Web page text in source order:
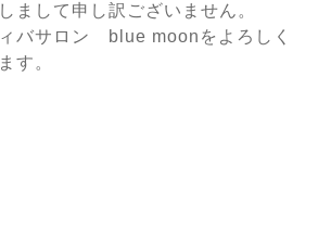
まして申し訳ございません。
バサロン blue moonをよろしく
す。